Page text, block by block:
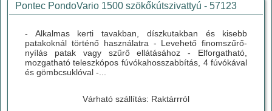
Pontec PondoVario 1500 szökőkútszivattyú - 57123
- Alkalmas kerti tavakban, díszkutakban és kisebb
patakoknál történő használatra - Levehető finomszűrő-
nyílás patak vagy szűrő ellátásához - Elforgatható,
mozgatható teleszkópos fúvókahosszabbítás, 4 fúvókával
és gömbcsuklóval -...
Várható szállítás: Raktárrról